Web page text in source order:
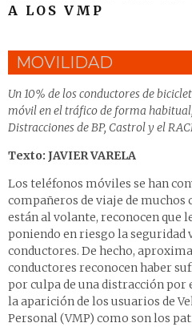
A LOS VMP
MOVILIDAD
Un 10% de los conductores de
móvil en el tráfico de forma
Distracciones de BP, Castrol y el
Texto: JAVIER VARELA
Los teléfonos móviles se han
compañeros de viaje de muchos
están al volante, reconocen que
poniendo en riesgo la seguridad
conductores. De hecho,
conductores reconocen haber
por culpa de una distracción por
la aparición de los usuarios de
Personal (VMP) como son los